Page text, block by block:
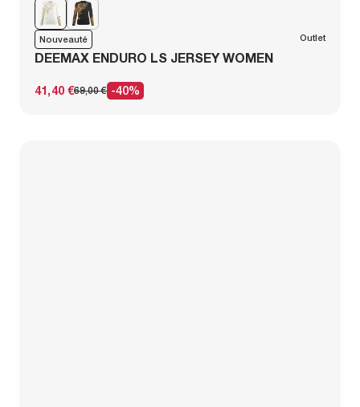
Nouveauté Outlet
DEEMAX ENDURO LS JERSEY WOMEN
69,00 €
41,40 € -40%